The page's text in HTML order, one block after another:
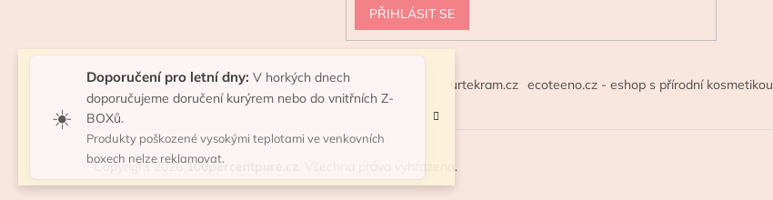
☀️
Doporučení pro letní dny: V horkých dnech
doporučujeme doručení kurýrem nebo do vnitřních Z-
BOXů.
Produkty poškozené vysokými teplotami ve venkovních
boxech nelze reklamovat.
PŘIHLÁSIT SE
urtekram.cz ecoteeno.cz - eshop s přírodní kosmetikou
Copyright 2026100percentpure.cz . Všechna práva vyhrazena.